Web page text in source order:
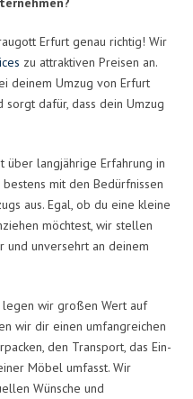
Erfurt genau richtig! Wir
zu attraktiven Preisen an.
deinem Umzug von Erfurt
sorgt dafür, dass dein Umzug
über langjährige Erfahrung in
mit den Bedürfnissen
aus. Egal, ob du eine kleine
möchtest, wir stellen
und unversehrt an deinem
wir großen Wert auf
wir dir einen umfangreichen
den Transport, das Ein-
Möbel umfasst. Wir
Wünsche und